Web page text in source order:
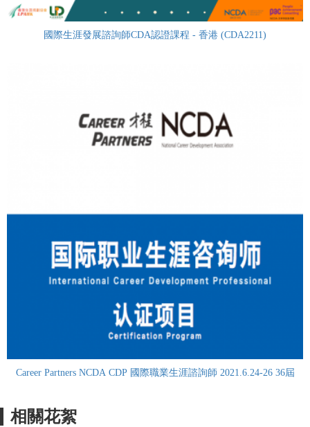
國際生涯發展諮詢師CDA認證課程 - 香港 (CDA2211)
Career Partners NCDA CDP 國際職業生涯諮詢師 2021.6.24-26 36屆
相關花絮